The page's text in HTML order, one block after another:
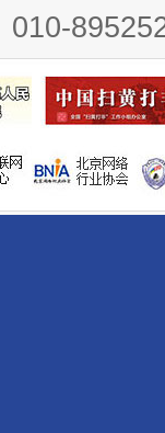
010-